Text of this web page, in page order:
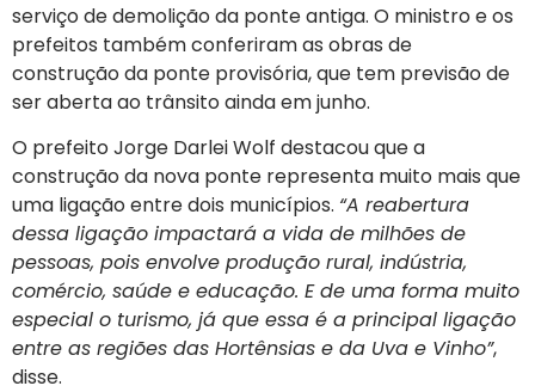
serviço de demolição da ponte antiga. O ministro e os
prefeitos também conferiram as obras de
construção da ponte provisória, que tem previsão de
ser aberta ao trânsito ainda em junho.
O prefeito Jorge Darlei Wolf destacou que a
construção da nova ponte representa muito mais que
uma ligação entre dois municípios. “A reabertura
dessa ligação impactará a vida de milhões de
pessoas, pois envolve produção rural, indústria,
comércio, saúde e educação. E de uma forma muito
especial o turismo, já que essa é a principal ligação
entre as regiões das Hortênsias e da Uva e Vinho”,
disse.